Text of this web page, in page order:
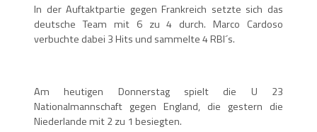
In der Auftaktpartie gegen Frankreich setzte sich das
deutsche Team mit 6 zu 4 durch. Marco Cardoso
verbuchte dabei 3 Hits und sammelte 4 RBI´s.
Am heutigen Donnerstag spielt die U 23
Nationalmannschaft gegen England, die gestern die
Niederlande mit 2 zu 1 besiegten.